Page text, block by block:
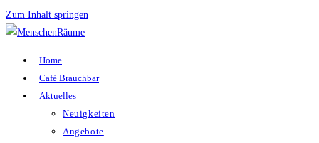
Zum Inhalt springen
Home
Café Brauchbar
Aktuelles
Neuigkeiten
Angebote